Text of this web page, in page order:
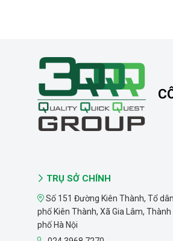
TRỤ SỞ CHÍNH
Số 151 Đường Kiên Thành, Tổ dân
phố Kiên Thành, Xã Gia Lâm, Thành
phố Hà Nội